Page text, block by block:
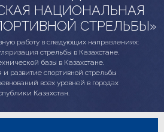
НАЦИОНАЛЬНАЯ
СТРЕЛЬБЫ»
работу в следующих направлениях:
стрельбы в Казахстане.
базы в Казахстане.
развитие спортивной стрельбы
всех уровней в городах
Казахстан.